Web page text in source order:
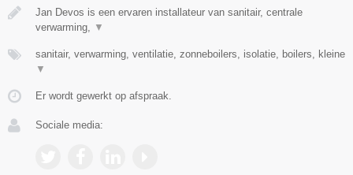
Jan Devos is een ervaren installateur van sanitair, centrale
verwarming,
▼
sanitair, verwarming, ventilatie, zonneboilers, isolatie, boilers, kleine
▼
Er wordt gewerkt op afspraak.
Sociale media: